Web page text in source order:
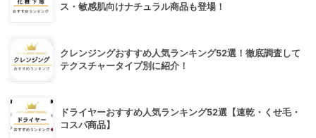
ス・敏感肌向けナチュラル商品も登場！
クレンジングおすすめ人気ランキング52選！徹底調査して
テクスチャータイプ別に紹介！
ドライヤーおすすめ人気ランキング52選【速乾・くせ毛・
コスパ商品】